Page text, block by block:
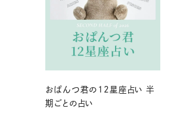
おぱんつ君の12星座占い 半
期ごとの占い